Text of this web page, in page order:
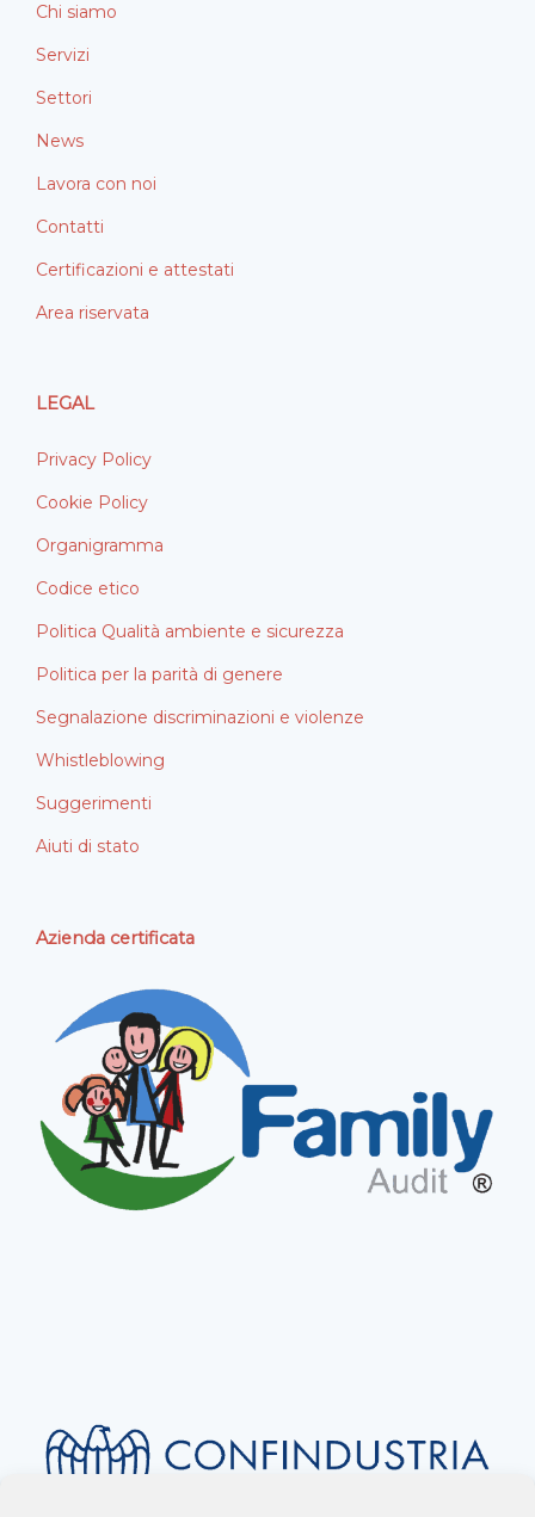
Chi siamo
Servizi
Settori
News
Lavora con noi
Contatti
Certificazioni e attestati
Area riservata
LEGAL
Privacy Policy
Cookie Policy
Organigramma
Codice etico
Politica Qualità ambiente e sicurezza
Politica per la parità di genere
Segnalazione discriminazioni e violenze
Whistleblowing
Suggerimenti
Aiuti di stato
Azienda certificata